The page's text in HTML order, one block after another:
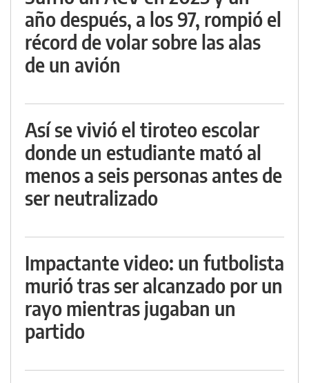
año después, a los 97, rompió el
récord de volar sobre las alas
de un avión
Así se vivió el tiroteo escolar
donde un estudiante mató al
menos a seis personas antes de
ser neutralizado
Impactante video: un futbolista
murió tras ser alcanzado por un
rayo mientras jugaban un
partido